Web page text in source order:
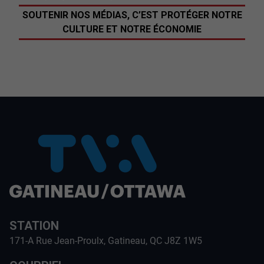
SOUTENIR NOS MÉDIAS, C’EST PROTÉGER NOTRE
CULTURE ET NOTRE ÉCONOMIE
STATION
171-A Rue Jean-Proulx, Gatineau, QC J8Z 1W5